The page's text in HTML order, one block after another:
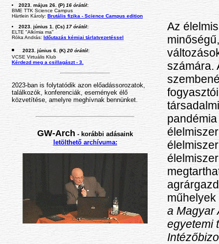
2023. május 26. (P) 16 órától:
BME TTK Science Campus
Härtlein Károly: Brutális fizika - Science Campus edition
2023. június 1. (Cs) 17 órától:
ELTE "Alkímia ma"
Róka András: Időutazás kémiai tárlatvezetéssel
2023. június 6. (K) 20 órától:
VCSE Virtuális Klub
Kérdezd meg a csillagászt - 3.
2023-ban is folytatódik azon előadássorozatok,
találkozók, konferenciák, események élő
közvetítése, amelyre meghívnak bennünket.
GW-Arch - korábbi adásaink
letölthető archívuma:
Az
számára.
a Magyar
egyetemi